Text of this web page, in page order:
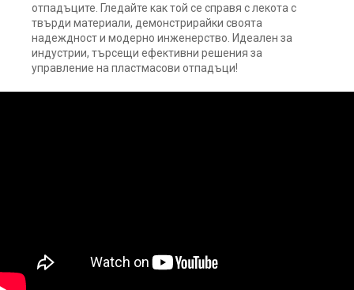
отпадъците. Гледайте как той се справя с лекота с
твърди материали, демонстрирайки своята
надеждност и модерно инженерство. Идеален за
индустрии, търсещи ефективни решения за
управление на пластмасови отпадъци!